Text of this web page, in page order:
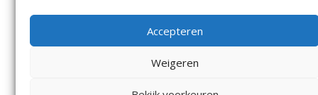
Accepteren
Weigeren
Vacatures
Voorwaarden
Privacyverklaring